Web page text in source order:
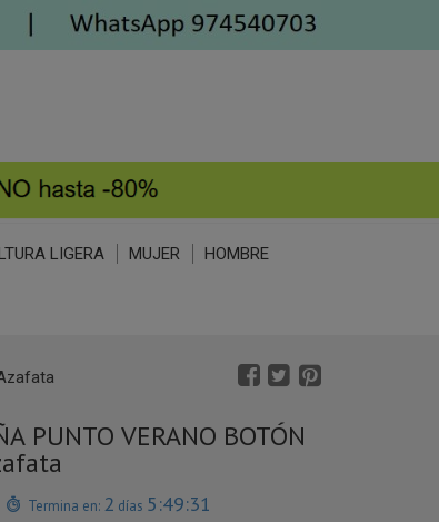
LIGERA MUJER HOMBRE
PUNTO VERANO BOTÓN
Termina en: 2 días 5:49:30